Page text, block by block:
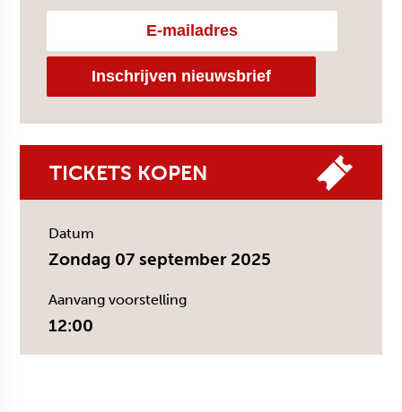
TICKETS KOPEN
Datum
Zondag 07 september 2025
Aanvang voorstelling
12:00